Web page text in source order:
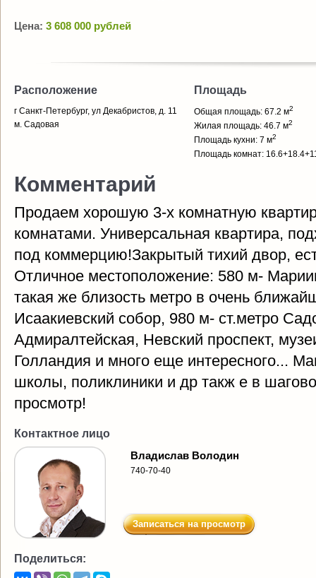
Цена: 3 608 000 рублей
Расположение
г Санкт-Петербург, ул Декабристов, д. 11
м. Садовая
Площадь
Общая площадь: 67.2 м2
Жилая площадь: 46.7 м2
Площадь кухни: 7 м2
Площадь комнат:
Комментарий
Продаем хорошую 3-х комнатную
комнатами. Универсальная квартира,
под коммерцию!Закрытый тихий двор,
Отличное местоположение: 580 м-
такая же близость метро в очень
Исаакиевский собор, 980 м- ст.метро
Адмиралтейская, Невский проспект,
Голландия и много еще интересного...
школы, поликлиники и др такж е в
просмотр!
Контактное лицо
Владислав Володин
740-70-40
Записаться на просмотр
Поделиться: